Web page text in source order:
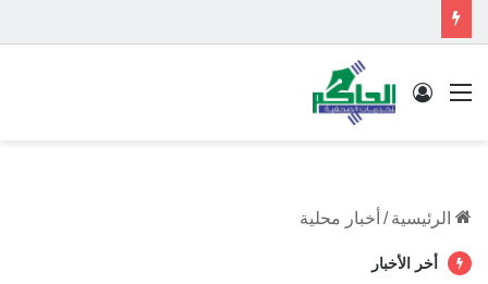
القائمة تسجيل الدخول
الرئيسية / أخبار محلية
أخر الأخبار